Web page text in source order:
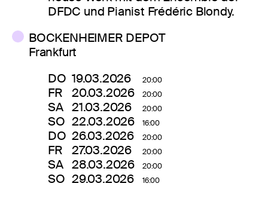
DFDC und Pianist Frédéric Blondy.
BOCKENHEIMER DEPOT
Frankfurt
DO 19.03.2026 20:00
FR 20.03.2026 20:00
SA 21.03.2026 20:00
SO 22.03.2026 16:00
DO 26.03.2026 20:00
FR 27.03.2026 20:00
SA 28.03.2026 20:00
SO 29.03.2026 16:00